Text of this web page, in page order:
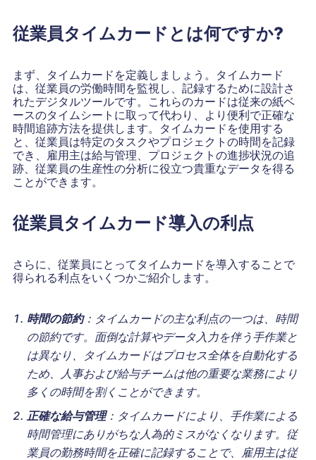
従業員タイムカードとは何ですか?
まず、タイムカードを定義しましょう。タイムカード
は、従業員の労働時間を監視し、記録するために設計さ
れたデジタルツールです。これらのカードは従来の紙ベ
ースのタイムシートに取って代わり、より便利で正確な
時間追跡方法を提供します。タイムカードを使用する
と、従業員は特定のタスクやプロジェクトの時間を記録
でき、雇用主は給与管理、プロジェクトの進捗状況の追
跡、従業員の生産性の分析に役立つ貴重なデータを得る
ことができます。
従業員タイムカード導入の利点
さらに、従業員にとってタイムカードを導入することで
得られる利点をいくつかご紹介します。
時間の節約：タイムカードの主な利点の一つは、時間
の節約です。面倒な計算やデータ入力を伴う手作業と
は異なり、タイムカードはプロセス全体を自動化する
ため、人事および給与チームは他の重要な業務により
多くの時間を割くことができます。
正確な給与管理：タイムカードにより、手作業による
時間管理にありがちな人為的ミスがなくなります。従
業員の勤務時間を正確に記録することで、雇用主は従